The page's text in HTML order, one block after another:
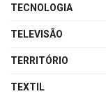
TECNOLOGIA
TELEVISÃO
TERRITÓRIO
TEXTIL